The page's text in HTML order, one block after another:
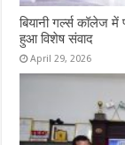
बियानी गर्ल्स कॉलेज
हुआ विशेष संवाद
April 29, 2026